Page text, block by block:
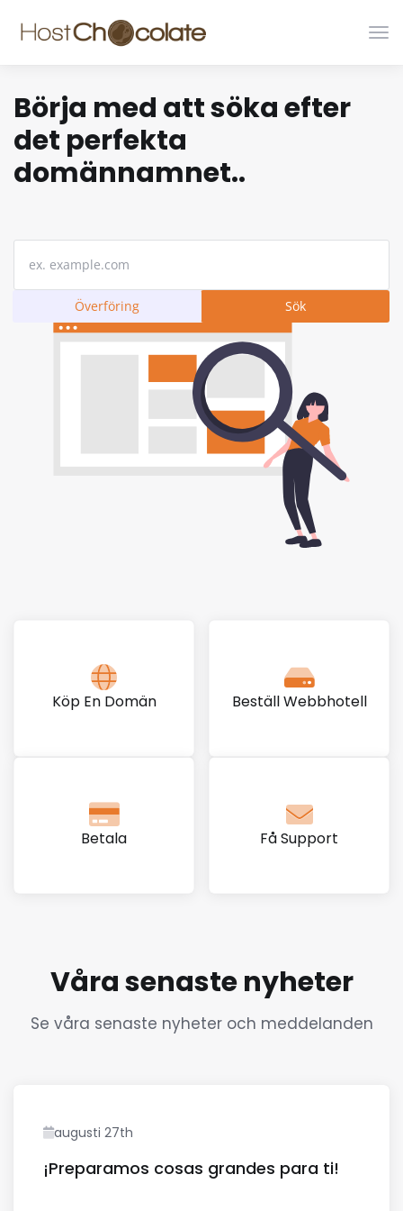
Börja med att söka efter
det perfekta
domännamnet..
Köp En Domän Beställ Webbhotell
Betala Få Support
Våra senaste nyheter
Se våra senaste nyheter och meddelanden
augusti 27th
¡Preparamos cosas grandes para ti!